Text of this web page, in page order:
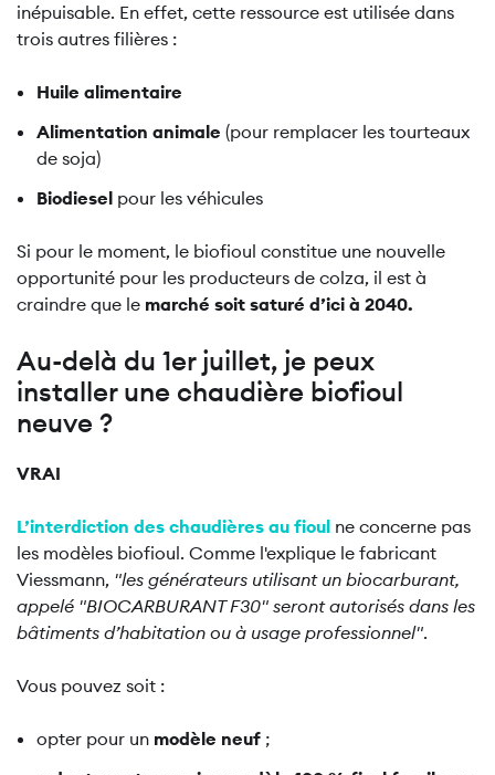
inépuisable. En effet, cette ressource est utilisée dans
trois autres filières :
Huile alimentaire
Alimentation animale (pour remplacer les tourteaux
de soja)
Biodiesel pour les véhicules
Si pour le moment, le biofioul constitue une nouvelle
opportunité pour les producteurs de colza, il est à
craindre que le marché soit saturé d’ici à 2040.
Au-delà du 1er juillet, je peux
installer une chaudière biofioul
neuve ?
VRAI
L’interdiction des chaudières au fioul ne concerne pas
les modèles biofioul. Comme l'explique le fabricant
Viessmann, "les générateurs utilisant un biocarburant,
appelé "BIOCARBURANT F30" seront autorisés dans les
bâtiments d’habitation ou à usage professionnel".
Vous pouvez soit :
opter pour un modèle neuf ;